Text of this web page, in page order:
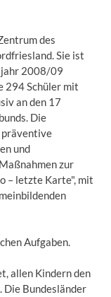
des
Sie ist
2008/09
294 Schüler mit
an den 17
Die
präventive
und
zur
– letzte Karte", mit
Aufgaben.
allen Kindern den
Die Bundesländer